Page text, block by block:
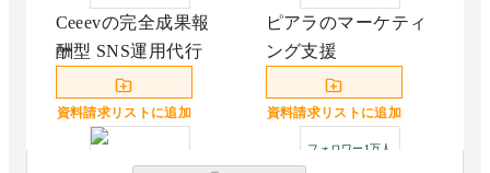
Ceeevの完全成果報
酬型 SNS運用代行
資料請求リストに追加
ピアラのマーケティ
ング支援
資料請求リストに追加
フォロワー1万人